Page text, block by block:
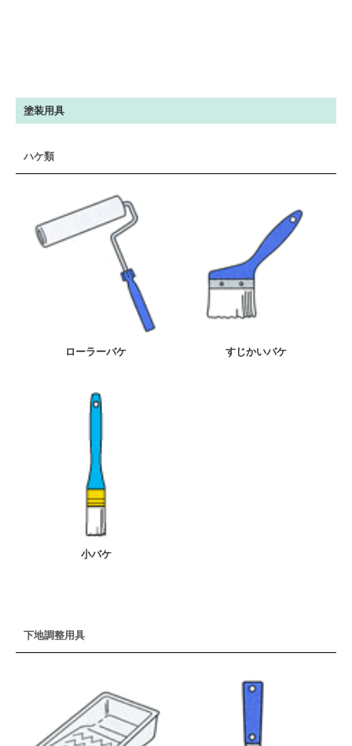
塗装用具
ハケ類
ローラーバケ すじかいバケ
小バケ
下地調整用具